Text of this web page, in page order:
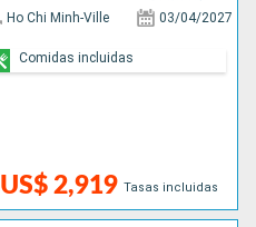
Ho Chi Minh-Ville 03/04/2027
US$ 2,919 Tasas incluidas
Comidas incluidas